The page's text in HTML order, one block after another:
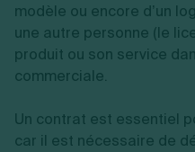
modèle ou encore d’un
une autre personne (le
produit ou son service
commerciale.
Un contrat est essentiel
car il est nécessaire de